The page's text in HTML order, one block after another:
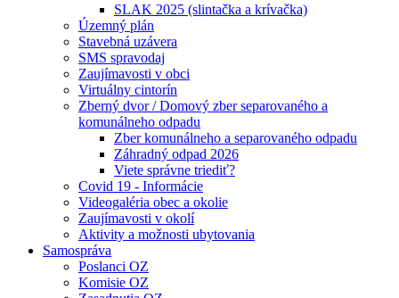
SLAK 2025 (slintačka a krívačka)
Územný plán
Stavebná uzávera
SMS spravodaj
Zaujímavosti v obci
Virtuálny cintorín
Zberný dvor / Domový zber separovaného a
komunálneho odpadu
Zber komunálneho a separovaného odpadu
Záhradný odpad 2026
Viete správne triediť?
Covid 19 - Informácie
Videogaléria obec a okolie
Zaujímavosti v okolí
Aktivity a možnosti ubytovania
Samospráva
Poslanci OZ
Komisie OZ